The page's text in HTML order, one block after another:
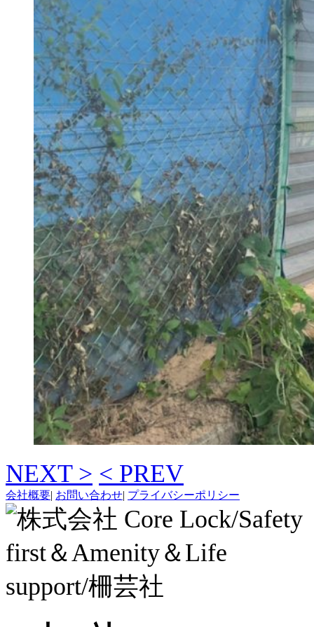
NEXT > < PREV
会社概要| お問い合わせ| プライバシーポリシー